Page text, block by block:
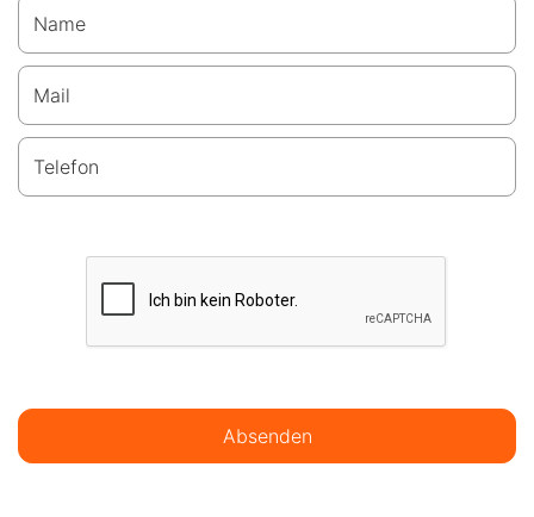
Name
Mail
Telefon
Absenden